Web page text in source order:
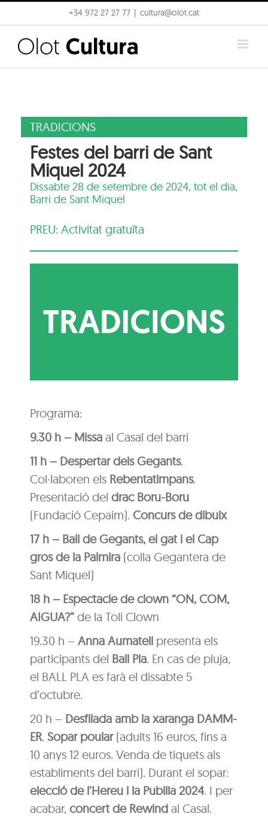
to
content
+34 972 27 27 77 cultura@olot.cat
TRADICIONS
Festes del barri de Sant
Miquel 2024
Dissabte 28 de setembre de 2024, tot el dia,
Barri de Sant Miquel
PREU: Activitat gratuïta
Programa:
9.30 h – Missa al Casal del barri
11 h – Despertar dels Gegants.
Col·laboren els Rebentatimpans.
Presentació del drac Boru-Boru
(Fundació Cepaim). Concurs de dibuix
17 h – Ball de Gegants, el gat i el Cap
gros de la Palmira (colla Gegantera de
Sant Miquel)
18 h – Espectacle de clown “ON, COM,
AIGUA?” de la Toli Clown
19.30 h – Anna Aumatell presenta els
participants del Ball Pla. En cas de pluja,
el BALL PLA es farà el dissabte 5
d’octubre.
20 h – Desfilada amb la xaranga DAMM-
ER. Sopar poular(adults 16 euros, fins a
10 anys 12 euros. Venda de tiquets als
establiments del barri). Durant el sopar:
elecció de l’Hereu i la Pubilla 2024. I per
acabar, concert de Rewind al Casal.